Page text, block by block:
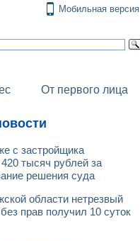
Мобильная версия
От первого лица
с застройщика
тысяч рублей за
решения суда
области нетрезвый
прав получил 10 суток